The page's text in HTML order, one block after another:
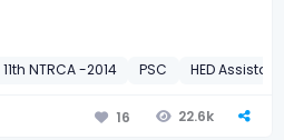
11th NTRCA -2014 PSC HED
16 22.6k